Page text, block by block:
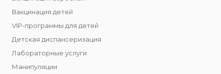
Вакцинация детей
VIP-программы для детей
Детская диспансеризация
Лабораторные услуги
Манипуляции